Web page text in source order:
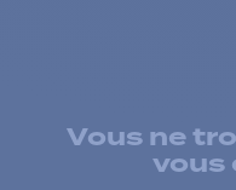
Vous ne
vous